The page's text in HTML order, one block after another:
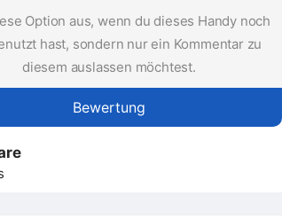
Option aus, wenn du dieses Handy noch
hast, sondern nur ein Kommentar zu
diesem auslassen möchtest.
Bewertung